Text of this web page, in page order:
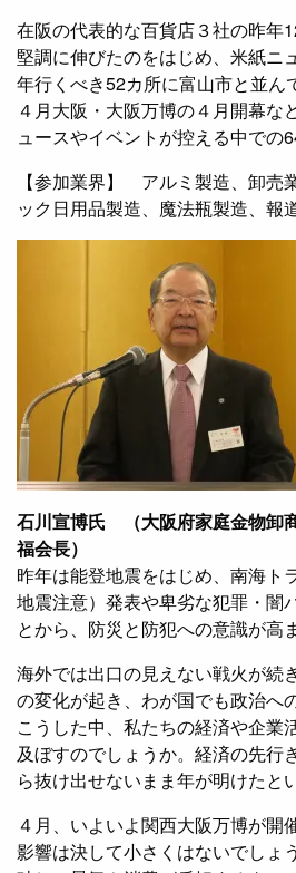
在阪の代表的な百貨店３社の昨年
堅調に伸びたのをはじめ、米紙ニ
年行くべき52カ所に富山市と並ん
４月大阪・大阪万博の４月開幕な
ュースやイベントが控える中での
【参加業界】 アルミ製造、卸売
ック日用品製造、魔法瓶製造、報
石川宣博氏 （大阪府家庭金物卸
福会長）
昨年は能登地震をはじめ、南海ト
地震注意）発表や卑劣な犯罪・闇
とから、防災と防犯への意識が高
海外では出口の見えない戦火が続
の変化が起き、わが国でも政治へ
こうした中、私たちの経済や企業
及ぼすのでしょうか。経済の先行
ら抜け出せないまま年が明けたと
４月、いよいよ関西大阪万博が開
影響は決して小さくはないでしょ